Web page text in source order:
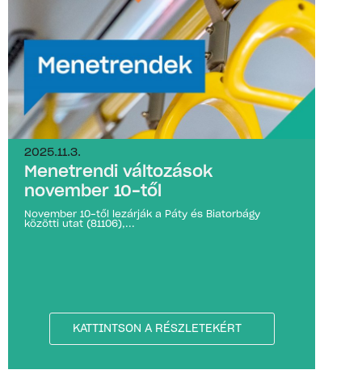
2025.11.3.
Menetrendi változások
november 10-től
November 10-től lezárják a Páty és Biatorbágy
közötti utat (81106),...
KATTINTSON A RÉSZLETEKÉRT